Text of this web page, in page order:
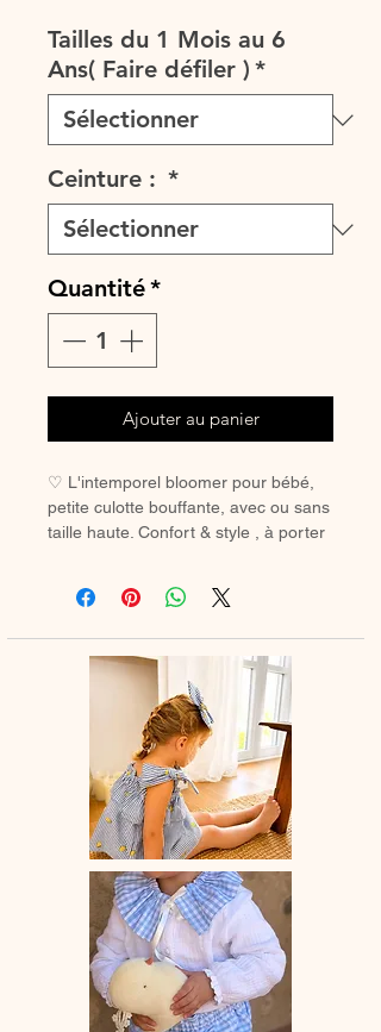
Tailles du 1 Mois au 6
Ans( Faire défiler ) *
Ceinture : *
Quantité*
Ajouter au panier
♡ L'intemporel bloomer pour bébé,
petite culotte bouffante, avec ou sans
taille haute. Confort & style , à porter
♡ Petit Bloomer entièrement réalisé à
♡ Le délai de fabrication est de 7 à
28 jours ouvrés selon les commandes
♡ Lavage à la main ou en machine
30° max, couleurs similaires, cycle
délicat. Ne pas utilser de sèche-linge.